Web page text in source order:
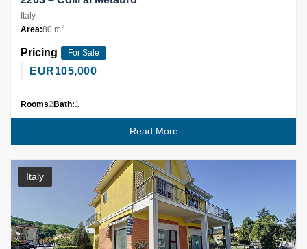
Italy
Area:80 m2
Pricing For Sale
EUR105,000
Rooms2 Bath:1
Read More
Italy